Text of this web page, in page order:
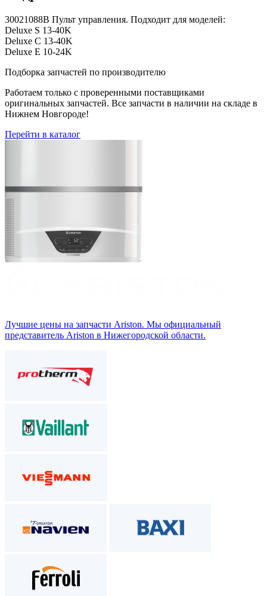
30021088В Пульт управления. Подходит для моделей:
Deluxe S 13-40K
Deluxe C 13-40K
Deluxe E 10-24K
Подборка запчастей по производителю
Работаем только с проверенными поставщиками
оригинальных запчастей. Все запчасти в наличии на складе в
Нижнем Новгороде!
Перейти в каталог
Лучшие цены на запчасти Аriston. Мы официальный
представитель Ariston в Нижегородской области.